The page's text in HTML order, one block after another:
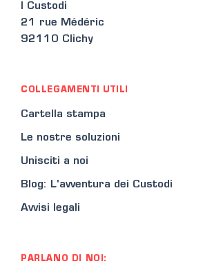
I Custodi
21 rue Médéric
92110 Clichy
COLLEGAMENTI UTILI
Cartella stampa
Le nostre soluzioni
Unisciti a noi
Blog: L'avventura dei Custodi
Avvisi legali
PARLANO DI NOI: